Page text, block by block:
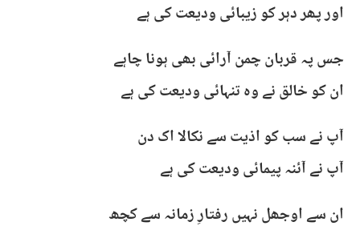
اور پھر دہر کو زیبائی ودیعت کی ہے
جس پہ قربان چمن آرائی بھی ہونا چاہے
ان کو خالق نے وہ تنہائی ودیعت کی ہے
آپ نے سب کو اذیت سے نکالا اک دن
آپ نے آئنہ پیمائی ودیعت کی ہے
ان سے اوجھل نہیں رفتارِ زمانہ سے کچھ